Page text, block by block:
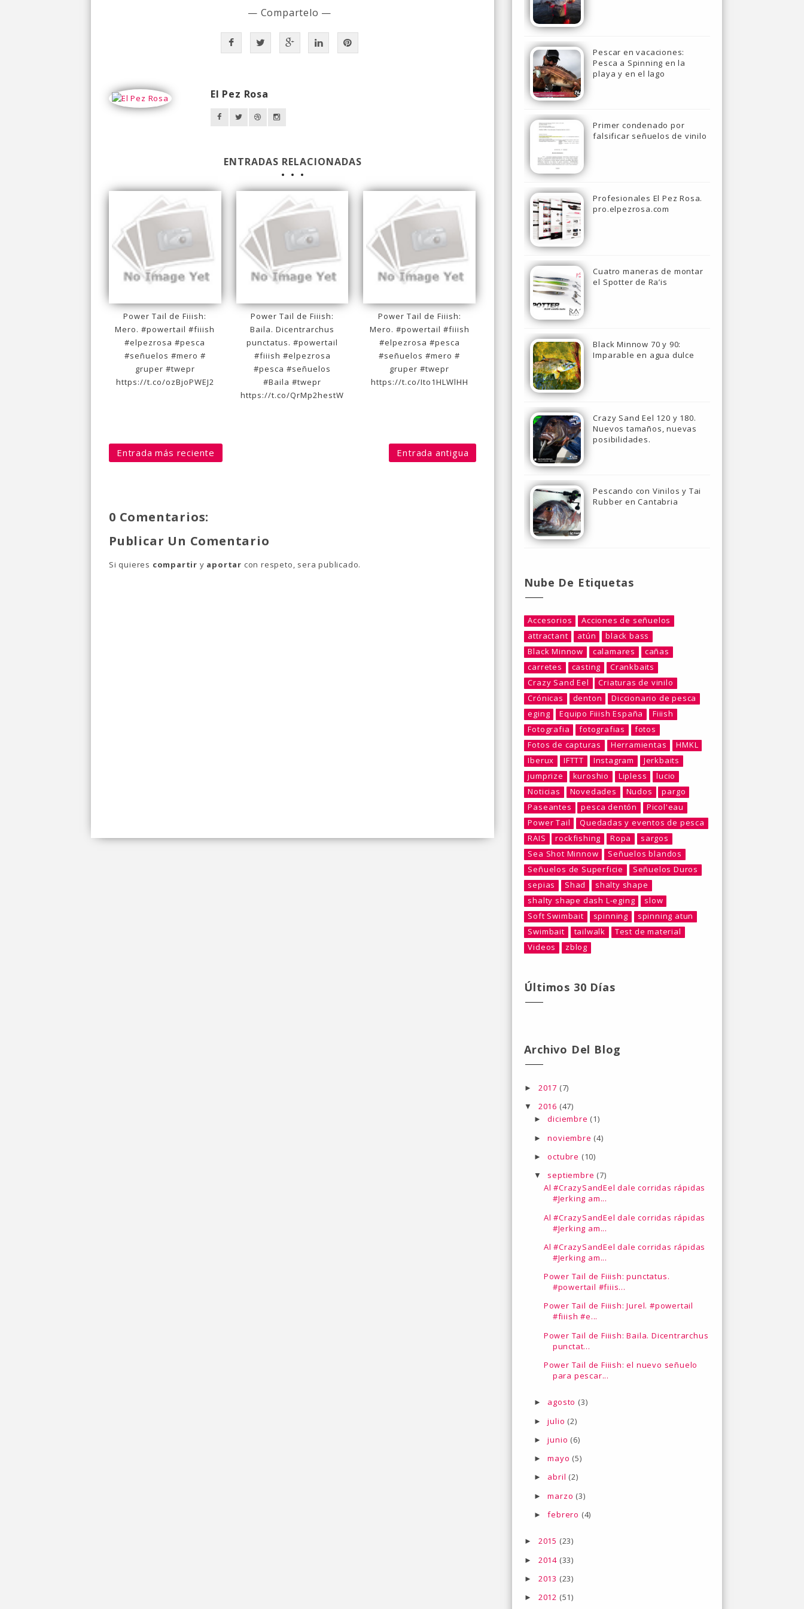
— Compartelo —
El Pez Rosa
ENTRADAS RELACIONADAS
Power Tail de Fiiish:
Mero. #powertail #fiiish
#elpezrosa #pesca
#señuelos #mero #
gruper #twepr
https://t.co/ozBjoPWEJ2
Power Tail de Fiiish:
Baila. Dicentrarchus
punctatus. #powertail
#fiiish #elpezrosa
#pesca #señuelos
#Baila #twepr
https://t.co/QrMp2hestW
Power Tail de Fiiish:
Mero. #powertail #fiiish
#elpezrosa #pesca
#señuelos #mero #
gruper #twepr
https://t.co/Ito1HLWlHH
Entrada más reciente Entrada antigua
0 Comentarios:
Publicar Un Comentario
Si quieres compartir y aportar con respeto, sera publicado.
Pescar en vacaciones:
Pesca a Spinning en la
playa y en el lago
Primer condenado por
falsificar señuelos de vinilo
Profesionales El Pez Rosa.
pro.elpezrosa.com
Cuatro maneras de montar
el Spotter de Ra’is
Black Minnow 70 y 90:
Imparable en agua dulce
Crazy Sand Eel 120 y 180.
Nuevos tamaños, nuevas
posibilidades.
Pescando con Vinilos y Tai
Rubber en Cantabria
Nube De Etiquetas
Accesorios
Acciones de señuelos
attractant
atún
black bass
Black Minnow
calamares
cañas
carretes
casting
Crankbaits
Crazy Sand Eel
Criaturas de vinilo
Crónicas
denton
Diccionario de pesca
eging
Equipo Fiiish España
Fiiish
Fotografia
fotografias
fotos
Fotos de capturas
Herramientas
HMKL
Iberux
IFTTT Instagram
Jerkbaits
jumprize
kuroshio Lipless
lucio
Noticias
Novedades Nudos
pargo
Paseantes
pesca dentón
Picol'eau
Power Tail
Quedadas y eventos de pesca
RAIS
rockfishing Ropa
sargos
Sea Shot Minnow
Señuelos blandos
Señuelos de Superficie
Señuelos Duros
sepias
Shad
shalty shape
shalty shape dash L-eging
slow
Soft Swimbait
spinning
spinning atun
Swimbait
tailwalk
Test de material
Videos
zblog
Últimos 30 Días
Archivo Del Blog
► 2017 (7)
▼ 2016 (47)
►diciembre (1)
►noviembre (4)
►octubre (10)
▼ septiembre (7)
Al #CrazySandEel dale corridas rápidas
#Jerking am...
Al #CrazySandEel dale corridas rápidas
#Jerking am...
Al #CrazySandEel dale corridas rápidas
#Jerking am...
Power Tail de Fiiish: punctatus.
#powertail #fiiis...
Power Tail de Fiiish: Jurel. #powertail
#fiiish #e...
Power Tail de Fiiish: Baila. Dicentrarchus
punctat...
Power Tail de Fiiish: el nuevo señuelo
para pescar...
► agosto (3)
►julio (2)
►junio (6)
►mayo (5)
► abril (2)
►marzo (3)
►febrero (4)
► 2015 (23)
► 2014 (33)
► 2013 (23)
► 2012 (51)